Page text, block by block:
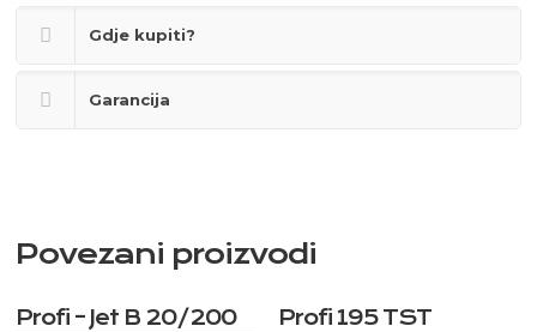
Gdje kupiti?
Garancija
Povezani proizvodi
Profi – Jet B 20/200 Profi 195 TST